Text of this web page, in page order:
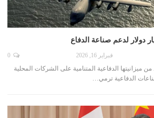
فبراير 16, 2026
من ميزانيتها الدفاعية المتنامية على الشركات المحلية
الدفاعية ترمي…